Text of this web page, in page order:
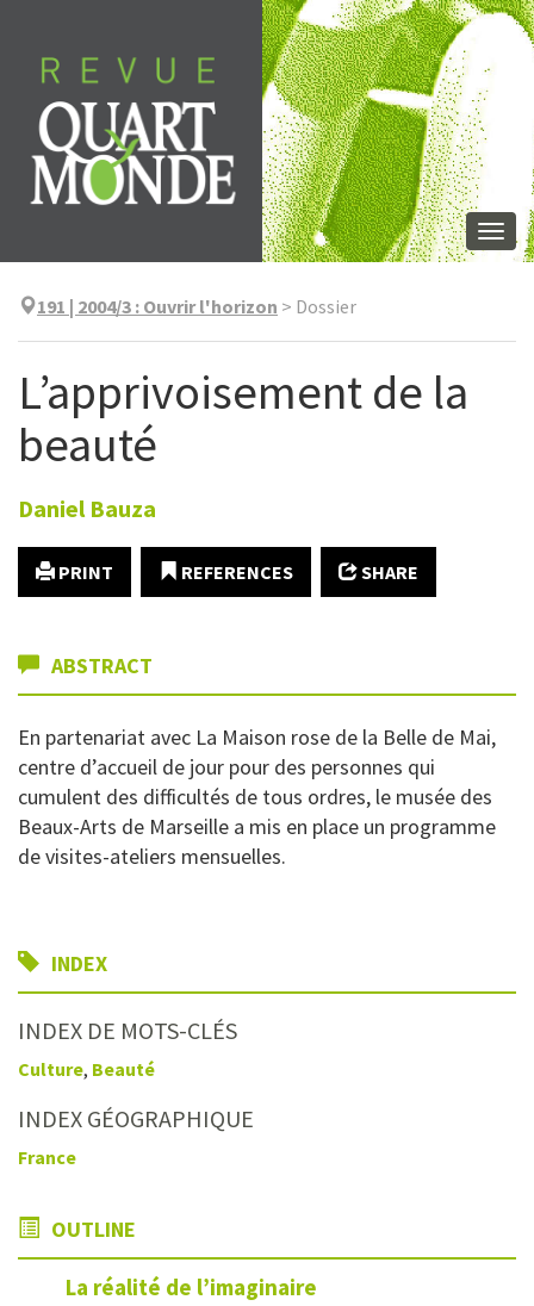
content
191 | 2004/3 : Ouvrir l'horizon > Dossier
L’apprivoisement de la
beauté
Daniel Bauza
PRINT REFERENCES SHARE
ABSTRACT
En partenariat avec La Maison rose de la Belle de Mai,
centre d’accueil de jour pour des personnes qui
cumulent des difficultés de tous ordres, le musée des
Beaux-Arts de Marseille a mis en place un programme
de visites-ateliers mensuelles.
INDEX
INDEX DE MOTS-CLÉS
Culture, Beauté
INDEX GÉOGRAPHIQUE
France
OUTLINE
La réalité de l’imaginaire